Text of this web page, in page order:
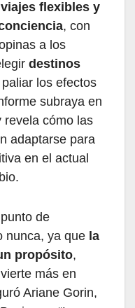
viajes flexibles y
, con
a los
destinos
los efectos
subraya en
revela cómo las
adaptarse para
en el actual
de
nunca, ya que la
propósito,
más en
Ariane Gorin,